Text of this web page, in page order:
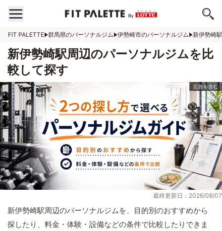
FIT PALETTE 群馬県のパーソナルジム 伊勢崎市のパーソナルジム 新伊勢崎
新伊勢崎駅周辺のパーソナルジムを比
較して探す
最終更新日：2026/08/07
新伊勢崎駅周辺のパーソナルジムを、目的別のおすすめから
探したり、料金・体験・設備などの条件で比較したりできま